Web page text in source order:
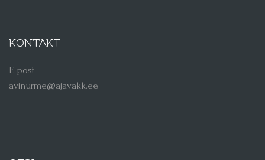
KONTAKT
E-post:
avinurme@ajavakk.ee